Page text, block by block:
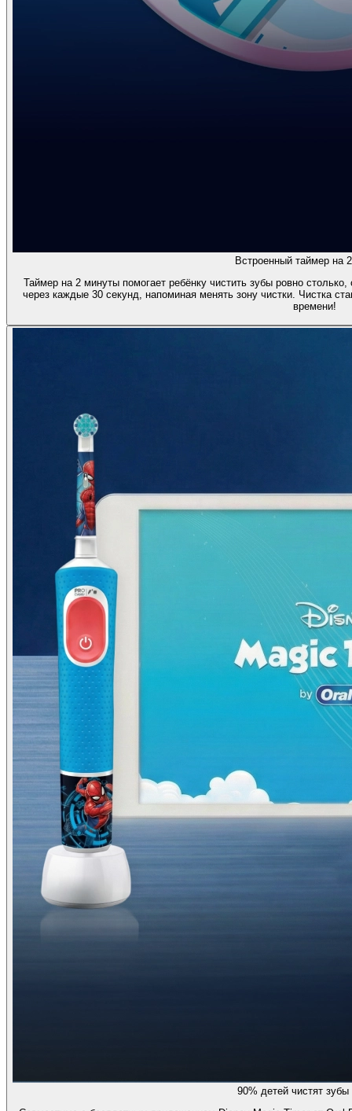
Встроенный таймер на
Таймер на 2 минуты помогает ребёнку чистить зубы ровно
через каждые 30 секунд, напоминая менять зону чистки. Чистка
времени!
90% детей чистят